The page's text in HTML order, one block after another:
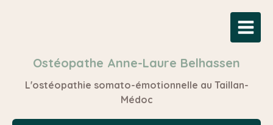
Ostéopathe Anne-Laure Belhassen
L'ostéopathie somato-émotionnelle au Taillan-
Médoc